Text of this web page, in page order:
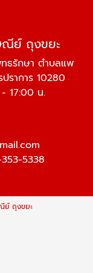
ณีย์ ถุงขยะ
ธรักษา ตำบลแพ
ราการ 10280
17:00 น.
5338
ย์ ถุงขยะ